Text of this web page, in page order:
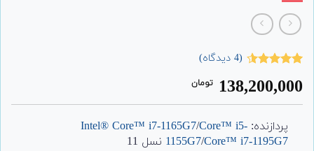
از 5 امتیاز
مشتری
(
4دیدگاه)
138,200,000 تومان
پردازنده: Intel® Core™ i7-1165G7/Core™ i5-
1155G7/Core™ i7-1195G7 نسل 11